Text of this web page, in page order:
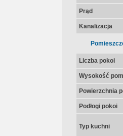
Prąd
Kanalizacja
Liczba pokoi
Wysokość
Powierzchnia
Podłogi pokoi
Typ kuchni